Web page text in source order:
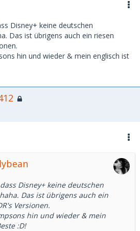
Disney+ keine deutschen
Das ist übrigens auch ein riesen
hin und wieder & mein englisch ist
Disney+ keine deutschen
Das ist übrigens auch ein
Versionen.
hin und wieder & mein
:D!